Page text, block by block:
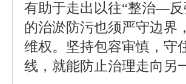
有助于走出以往“整治—
的治淤防污也须严守边界
维权。坚持包容审慎，守
线，就能防止治理走向另